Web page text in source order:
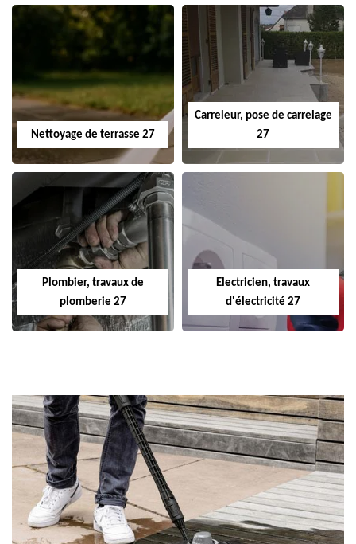
Nettoyage de terrasse 27
Carreleur, pose de carrelage
27
Plombier, travaux de
plomberie 27
Electricien, travaux
d'électricité 27